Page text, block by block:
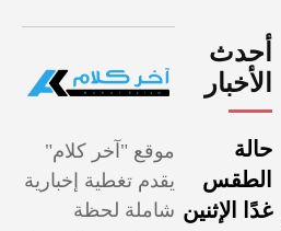
أحدث
الأخبار
حالة
الطقس
غدًا الإثنين
موقع "آخر كلام"
يقدم تغطية إخبارية
شاملة لحظة